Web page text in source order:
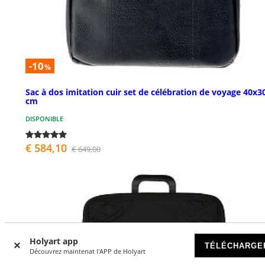
Holyart app
Découvrez maintenat l'APP de Holyart
-10%
Sac à dos imitation cuir set de célébration de voyage
cm
DISPONIBLE
€ 584,10 € 649,00